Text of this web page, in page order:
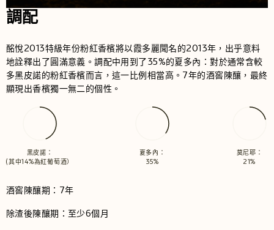
調配
酩悅2013特級年份粉紅香檳將以霞多麗聞名的2013年，出乎意料
地詮釋出了圓滿意義。調配中用到了35%的夏多內：對於通常含較
多黑皮諾的粉紅香檳而言，這一比例相當高。7年的酒窖陳釀，最終
顯現出香檳獨一無二的個性。
黑皮諾：
(其中14%為紅葡萄酒）
夏多內：
35%
莫尼耶：
21%
酒窖陳釀期：7年
除渣後陳釀期：至少6個月